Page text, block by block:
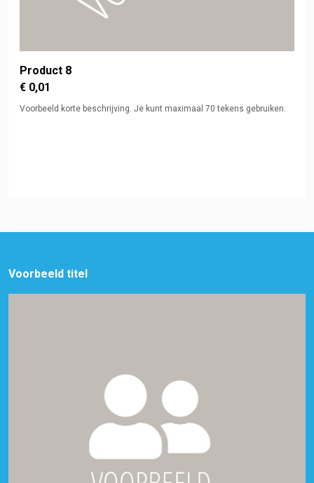
Product 8
€ 0,01
Voorbeeld korte beschrijving. Je kunt maximaal 70 tekens gebruiken.
Voorbeeld titel